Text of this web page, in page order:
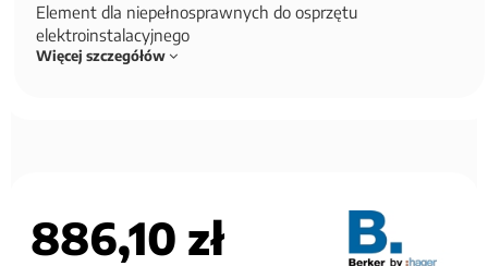
Element dla niepełnosprawnych do osprzętu
elektroinstalacyjnego
Więcej szczegółów
886,10 zł